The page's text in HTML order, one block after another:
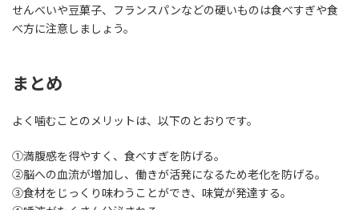
せんべいや豆菓子、フランスパンなどの硬いものは食べすぎや食
べ方に注意しましょう。
まとめ
よく噛むことのメリットは、以下のとおりです。
①満腹感を得やすく、食べすぎを防げる。
②脳への血流が増加し、働きが活発になるため老化を防げる。
③食材をじっくり味わうことができ、味覚が発達する。